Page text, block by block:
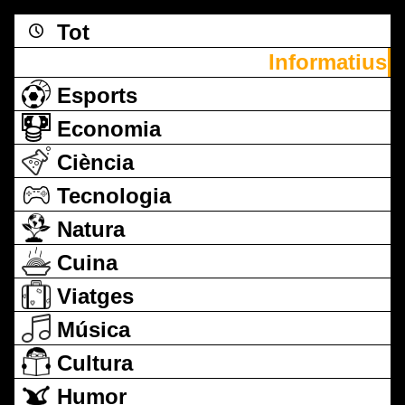
Tot
Informatius
Esports
Economia
Ciència
Tecnologia
Natura
Cuina
Viatges
Música
Cultura
Humor